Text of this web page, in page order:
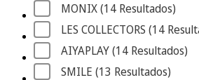
MONIX (14 Resultados)
LES COLLECTORS (14
AIYAPLAY (14 Resultados)
SMILE (13 Resultados)